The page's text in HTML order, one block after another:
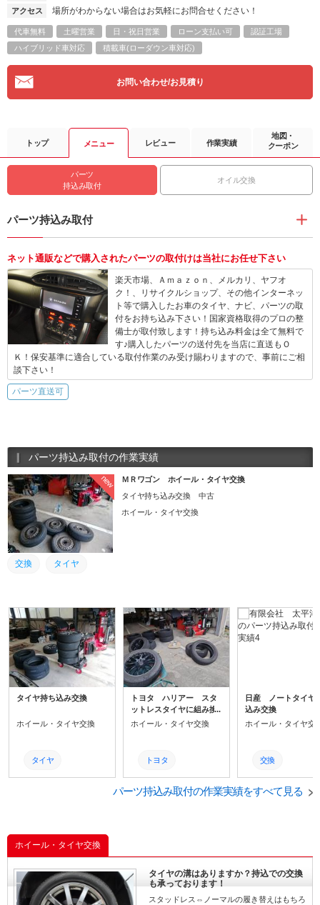
アクセス 場所がわからない場合はお気軽にお問合せください！
代車無料 土曜営業 日・祝日営業 ローン支払い可
認証工場
ハイブリッド車対応
積載車(ローダウン車対応)
お問い合わせ/お見積り
トップ メニュー レビュー 作業実績
地図・
クーポン
パーツ
持込み取付
オイル交換
パーツ持込み取付
ネット通販などで購入されたパーツの取付けは当社にお任せ下さい
楽天市場、Ａｍａｚｏｎ、メルカリ、ヤフオ
ク！、リサイクルショップ、その他インターネッ
ト等で購入したお車のタイヤ、ナビ、パーツの取
付をお持ち込み下さい！国家資格取得のプロの整
備士が取付致します！持ち込み料金は全て無料で
す♪購入したパーツの送付先を当店に直送もＯ
Ｋ！保安基準に適合している取付作業のみ受け賜わりますので、事前にご相
談下さい！
パーツ直送可
パーツ持込み取付の作業実績
new
ＭＲワゴン ホイール・タイヤ交換
タイヤ持ち込み交換 中古
ホイール・タイヤ交換
交換 タイヤ
タイヤ持ち込み交換
ホイール・タイヤ交換
タイヤ
トヨタ ハリアー スタ
ットレスタイヤに組み換
え
ホイール・タイヤ交換
トヨタ
タイヤ
日産 ノートタイヤ
込み交換
ホイール・タイヤ交
交換
パーツ持込み取付の作業実績をすべて見る
ホイール・タイヤ交換
タイヤの溝はありますか？持込での交換
も承っております！
スタッドレス⇔ノーマルの履き替えはもちろ